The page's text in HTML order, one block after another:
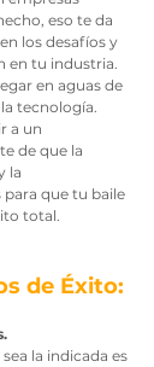
eso te da
los desafíos y
en tu industria.
en aguas de
tecnología.
a un
de que la
la
para que tu baile
total.
de Éxito:
la indicada es